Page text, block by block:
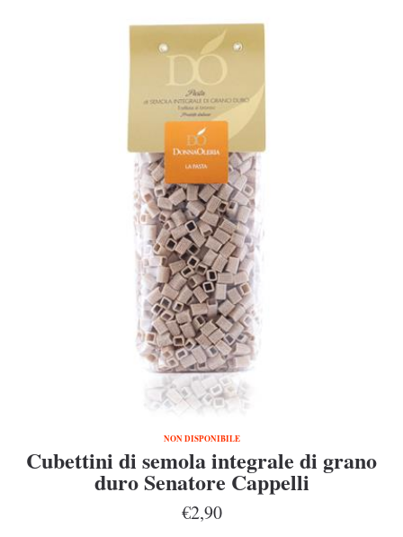
NON DISPONIBILE
Cubettini di semola integrale di grano
duro Senatore Cappelli
€2,90